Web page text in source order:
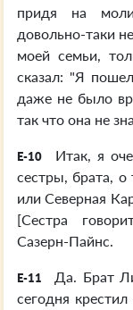
придя на
довольно-таки
моей семьи,
сказал: "Я
даже не было
так что она не
E-10
Итак, я
сестры, брата,
или Северная
[Сестра
Сазерн-Пайнс.
E-11
Да. Брат
сегодня